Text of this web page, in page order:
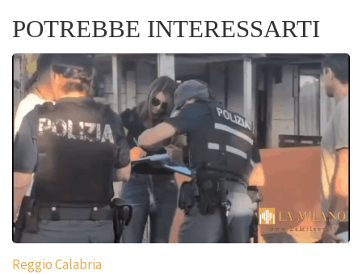
POTREBBE INTERESSARTI
Reggio Calabria